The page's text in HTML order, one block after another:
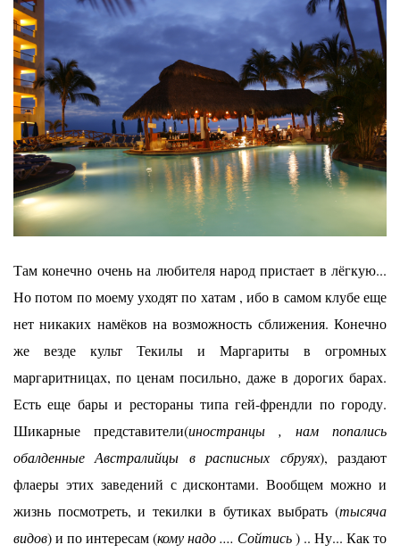
Там конечно очень на любителя народ пристает в лёгкую...
Но потом по моему уходят по хатам , ибо в самом клубе еще
нет никаких намёков на возможность сближения. Конечно
же везде культ Текилы и Маргариты в огромных
маргаритницах, по ценам посильно, даже в дорогих барах.
Есть еще бары и рестораны типа гей-френдли по городу.
Шикарные представители(иностранцы , нам попались
обалденные Австралийцы в расписных сбруях), раздают
флаеры этих заведений с дисконтами. Вообщем можно и
жизнь посмотреть, и текилки в бутиках выбрать (тысяча
видов) и по интересам (кому надо .... Сойтись) .. Ну... Как то